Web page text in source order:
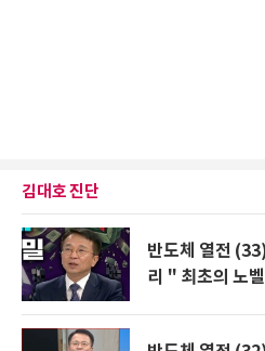
김대호 진단
반도체 열전
리 " 최초의 노